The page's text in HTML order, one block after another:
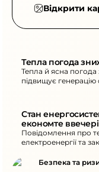
Відкрити
Тепла погода
Тепла й ясна
підвищує генерацію
Стан
економте ввечері
Повідомлення про
електроенергії та
знеструмлення в